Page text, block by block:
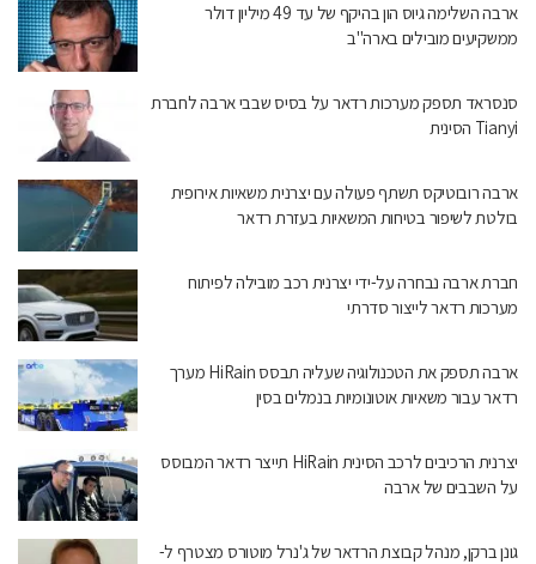
ארבה השלימה גיוס הון בהיקף של עד 49 מיליון דולר
ממשקיעים מובילים בארה"ב
סנסראד תספק מערכות רדאר על בסיס שבבי ארבה לחברת
Tianyi הסינית
ארבה רובוטיקס תשתף פעולה עם יצרנית משאיות אירופית
בולטת לשיפור בטיחות המשאיות בעזרת רדאר
חברת ארבה נבחרה על-ידי יצרנית רכב מובילה לפיתוח
מערכות רדאר לייצור סדרתי
ארבה תספק את הטכנולוגיה שעליה תבסס HiRain מערך
רדאר עבור משאיות אוטונומיות בנמלים בסין
יצרנית הרכיבים לרכב הסינית HiRain תייצר רדאר המבוסס
על השבבים של ארבה
גונן ברקן, מנהל קבוצת הרדאר של ג'נרל מוטורס מצטרף ל-